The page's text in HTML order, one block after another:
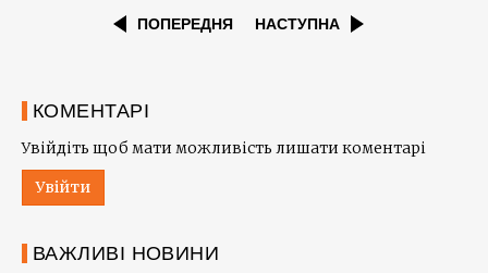
ПОПЕРЕДНЯ НАСТУПНА
КОМЕНТАРІ
Увійдіть щоб мати можливість лишати коментарі
Увійти
ВАЖЛИВІ НОВИНИ